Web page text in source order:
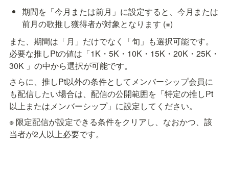
期間を「今月または前月」に設定すると、今月または
前月の歌推し獲得者が対象となります (※)
また、期間は「月」だけでなく「旬」も選択可能です。
必要な推しPtの値は「1K・5K・10K・15K・20K・25K・
30K 」の中から選択が可能です。
さらに、推しPt以外の条件としてメンバーシップ会員に
も配信したい場合は、配信の公開範囲を「特定の推しPt
以上またはメンバーシップ」に設定してください。
※ 限定配信が設定できる条件をクリアし、なおかつ、該
当者が2人以上必要です。